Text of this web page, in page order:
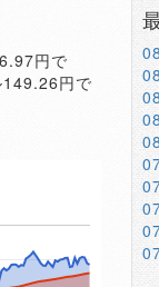
円で
円で